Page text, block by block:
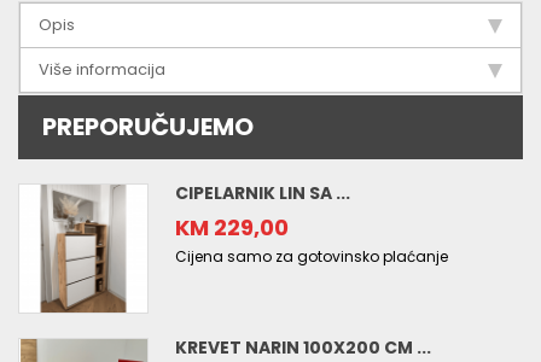
Opis
Više informacija
PREPORUČUJEMO
CIPELARNIK LIN SA ...
KM 229,00
Cijena samo za gotovinsko plaćanje
KREVET NARIN 100X200 CM ...